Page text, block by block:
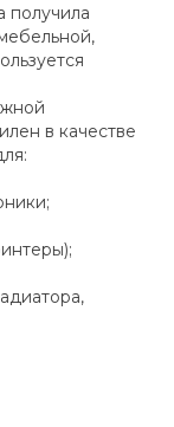
получила
в качестве